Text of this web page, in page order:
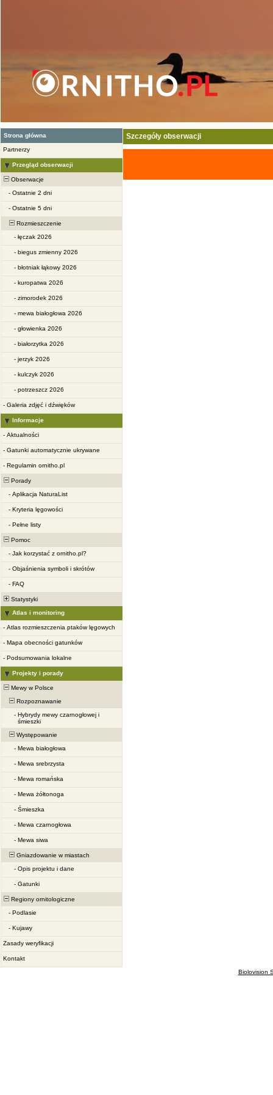
Strona główna
Partnerzy
Przegląd obserwacji
Obserwacje
- Ostatnie 2 dni
- Ostatnie 5 dni
Rozmieszczenie
- łęczak 2026
- biegus zmienny 2026
- błotniak łąkowy 2026
- kuropatwa 2026
- zimorodek 2026
- mewa białogłowa 2026
- głowienka 2026
- białorzytka 2026
- jerzyk 2026
- kulczyk 2026
- potrzeszcz 2026
- Galeria zdjęć i dźwięków
Informacje
- Aktualności
- Gatunki automatycznie ukrywane
- Regulamin ornitho.pl
Porady
- Aplikacja NaturaList
- Kryteria lęgowości
- Pełne listy
Pomoc
- Jak korzystać z ornitho.pl?
- Objaśnienia symboli i skrótów
- FAQ
Statystyki
Atlas i monitoring
- Atlas rozmieszczenia ptaków lęgowych
- Mapa obecności gatunków
- Podsumowania lokalne
Projekty i porady
Mewy w Polsce
Rozpoznawanie
- Hybrydy mewy czarnogłowej i
śmieszki
Występowanie
- Mewa białogłowa
- Mewa srebrzysta
- Mewa romańska
- Mewa żółtonoga
- Śmieszka
- Mewa czarnogłowa
- Mewa siwa
Gniazdowanie w miastach
- Opis projektu i dane
- Gatunki
Regiony ornitologiczne
- Podlasie
- Kujawy
Zasady weryfikacji
Kontakt
Szczegóły obserwacji
Biolovision